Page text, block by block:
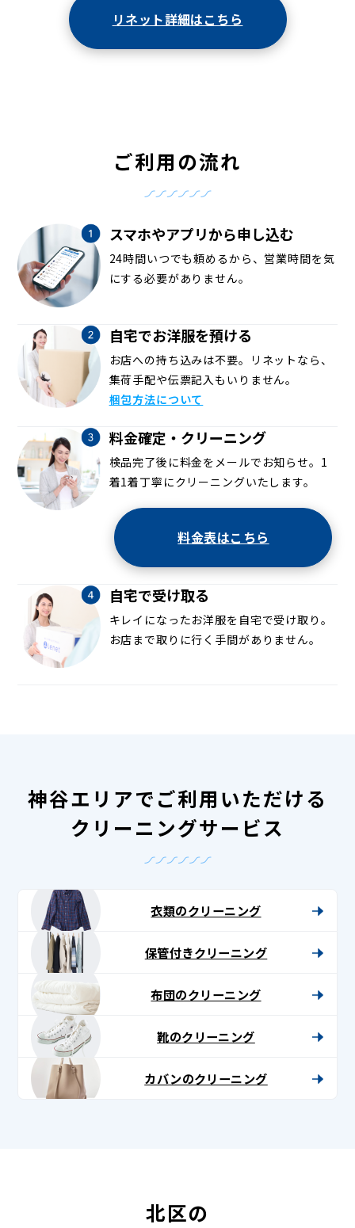
リネット詳細はこちら
ご利用の流れ
スマホやアプリから申し込む
24時間いつでも頼めるから、営業時間を気
にする必要がありません。
自宅でお洋服を預ける
お店への持ち込みは不要。リネットなら、
集荷手配や伝票記入もいりません。
梱包方法について
料金確定・クリーニング
検品完了後に料金をメールでお知らせ。1
着1着丁寧にクリーニングいたします。
料金表はこちら
自宅で受け取る
キレイになったお洋服を自宅で受け取り。
お店まで取りに行く手間がありません。
神谷エリアでご利用いただける
クリーニングサービス
衣類のクリーニング
保管付きクリーニング
布団のクリーニング
靴のクリーニング
カバンのクリーニング
北区の